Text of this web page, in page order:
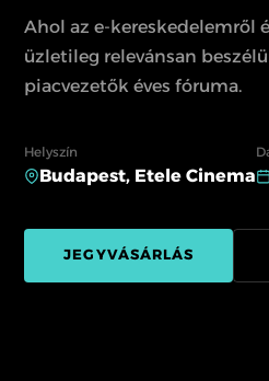
Ahol az e-kereskedelemről
üzletileg relevánsan
piacvezetők éves fóruma.
Helyszín
Budapest, Etele Cinema
JEGYVÁSÁRLÁS